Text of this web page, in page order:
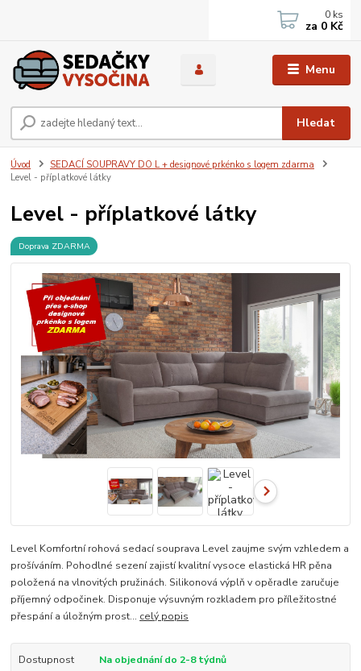
Menu
Hledat
0 ks
za 0 Kč
Úvod
SEDACÍ SOUPRAVY DO L + designové prkénko s logem zdarma
Level - příplatkové látky
Level - příplatkové látky
Doprava ZDARMA
Level Komfortní rohová sedací souprava Level zaujme svým vzhledem a
prošíváním. Pohodlné sezení zajistí kvalitní vysoce elastická HR pěna
položená na vlnovitých pružinách. Silikonová výplň v opěradle zaručuje
příjemný odpočinek. Disponuje výsuvným rozkladem pro příležitostné
přespání a úložným prost... celý popis
Dostupnost
Na objednání do 2-8 týdnů